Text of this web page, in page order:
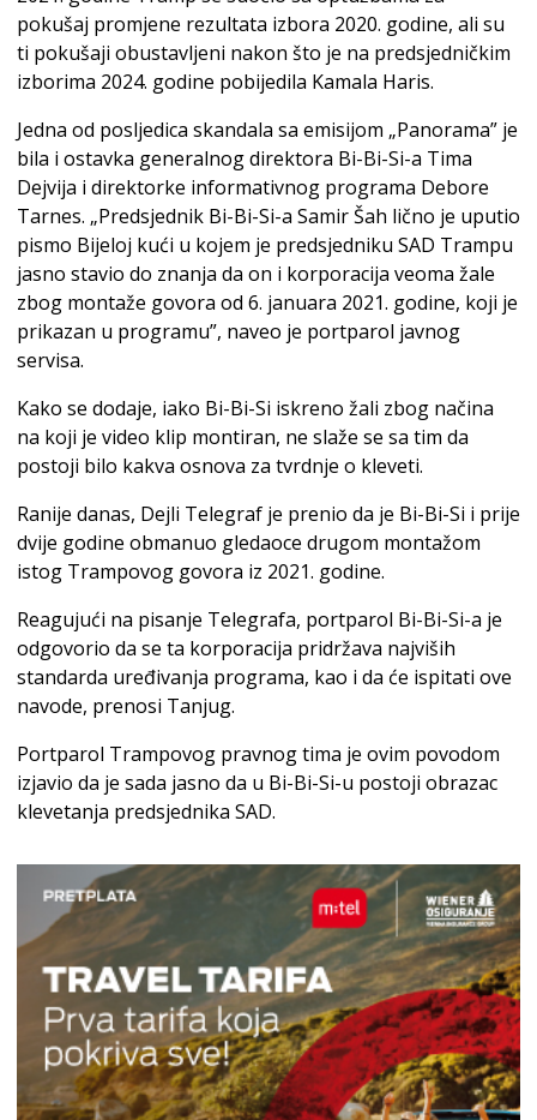
pokušaj promjene rezultata izbora 2020. godine, ali su
ti pokušaji obustavljeni nakon što je na predsjedničkim
izborima 2024. godine pobijedila Kamala Haris.
Jedna od posljedica skandala sa emisijom „Panorama” je
bila i ostavka generalnog direktora Bi-Bi-Si-a Tima
Dejvija i direktorke informativnog programa Debore
Tarnes. „Predsjednik Bi-Bi-Si-a Samir Šah lično je uputio
pismo Bijeloj kući u kojem je predsjedniku SAD Trampu
jasno stavio do znanja da on i korporacija veoma žale
zbog montaže govora od 6. januara 2021. godine, koji je
prikazan u programu”, naveo je portparol javnog
servisa.
Kako se dodaje, iako Bi-Bi-Si iskreno žali zbog načina
na koji je video klip montiran, ne slaže se sa tim da
postoji bilo kakva osnova za tvrdnje o kleveti.
Ranije danas, Dejli Telegraf je prenio da je Bi-Bi-Si i prije
dvije godine obmanuo gledaoce drugom montažom
istog Trampovog govora iz 2021. godine.
Reagujući na pisanje Telegrafa, portparol Bi-Bi-Si-a je
odgovorio da se ta korporacija pridržava najviših
standarda uređivanja programa, kao i da će ispitati ove
navode, prenosi Tanjug.
Portparol Trampovog pravnog tima je ovim povodom
izjavio da je sada jasno da u Bi-Bi-Si-u postoji obrazac
klevetanja predsjednika SAD.